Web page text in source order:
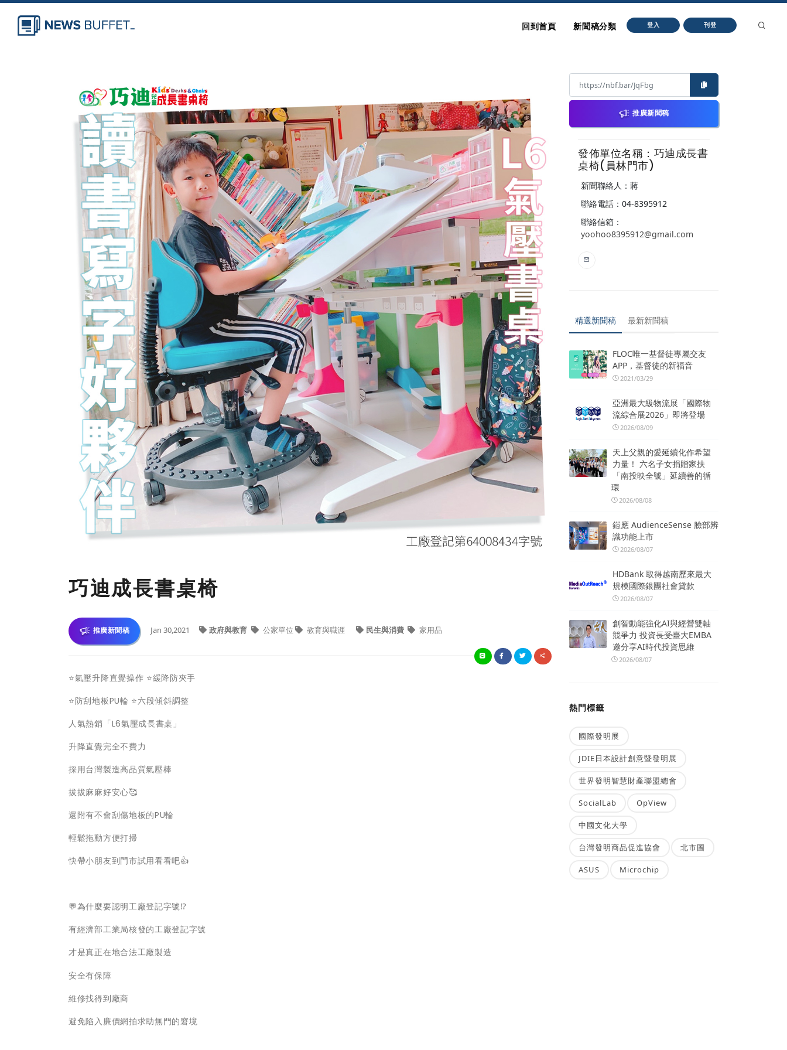
回到首頁 新聞稿分類 登入 刊登
巧迪成長書桌椅
推廣新聞稿 Jan 30,2021 政府與教育 公家單位 教育與職涯 民生與消費 家用品
⭐氣壓升降直覺操作 ⭐緩降防夾手
⭐防刮地板PU輪 ⭐六段傾斜調整
人氣熱銷「L6氣壓成長書桌」
升降直覺完全不費力
採用台灣製造高品質氣壓棒
拔拔麻麻好安心🥰
還附有不會刮傷地板的PU輪
輕鬆拖動方便打掃
快帶小朋友到門市試用看看吧👍
💬為什麼要認明工廠登記字號⁉
有經濟部工業局核發的工廠登記字號
才是真正在地合法工廠製造
安全有保障
維修找得到廠商
避免陷入廉價網拍求助無門的窘境
推廣新聞稿
發佈單位名稱：巧迪成長書
桌椅(員林門市)
新聞聯絡人：蔣
聯絡電話：04-8395912
聯絡信箱：
yoohoo8395912@gmail.com
精選新聞稿 最新新聞稿
FLOC唯一基督徒專屬交友
APP，基督徒的新福音
2021/03/29
亞洲最大級物流展「國際物
流綜合展2026」即將登場
2026/08/09
天上父親的愛延續化作希望
力量！ 六名子女捐贈家扶
「南投映全號」延續善的循
環
2026/08/08
鎧應 AudienceSense 臉部辨
識功能上市
2026/08/07
HDBank 取得越南歷來最大
規模國際銀團社會貸款
2026/08/07
創智動能強化AI與經營雙軸
競爭力 投資長受臺大EMBA
邀分享AI時代投資思維
2026/08/07
熱門標籤
國際發明展
JDIE日本設計創意暨發明展
世界發明智慧財產聯盟總會
SocialLab OpView
中國文化大學
台灣發明商品促進協會 北市圖
ASUS Microchip